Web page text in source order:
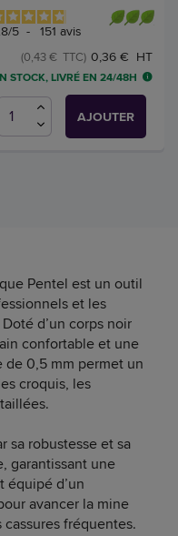
/5 - 151 avis
0,36 € HT
(0,43 € TTC)
STOCK, LIVRÉ EN 24/48H
AJOUTER
Pentel est un outil
et les
d’un corps noir
confortable et une
de 0,5 mm permet un
croquis, les
sa robustesse et sa
garantissant une
équipé d’un
avancer la mine
fréquentes.